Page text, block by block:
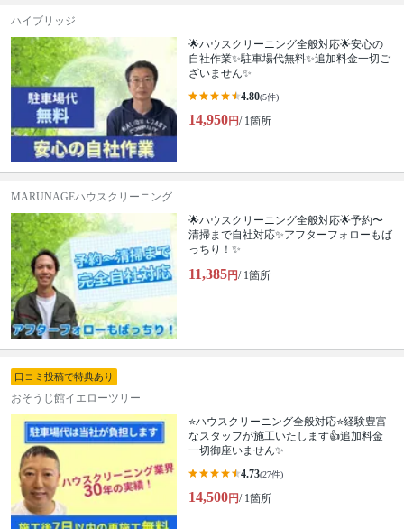
ハイブリッジ
🌟ハウスクリーニング全般対応🌟安心の
自社作業✨️駐車場代無料✨️追加料金一切ご
ざいません✨
4.80(5件)
14,950円/ 1箇所
MARUNAGEハウスクリーニング
🌟ハウスクリーニング全般対応🌟予約〜
清掃まで自社対応✨アフターフォローもば
っちり！✨
11,385円/ 1箇所
口コミ投稿で特典あり
おそうじ館イエローツリー
⭐ハウスクリーニング全般対応⭐経験豊富
なスタッフが施工いたします👍追加料金
一切御座いません✨
4.73(27件)
14,500円/ 1箇所